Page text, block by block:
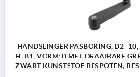
HANDSLINGER PASBORING,
H=81, VORM:D MET DRAAIBARE
ZWART KUNSTSTOF BESPOTEN,